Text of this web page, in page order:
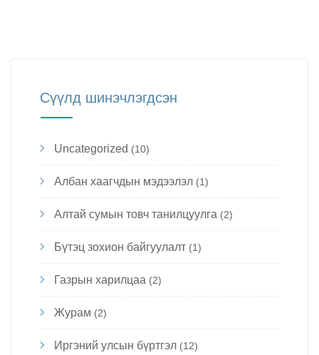
Сүүлд шинэчлэгдсэн
Uncategorized (10)
Албан хаагчдын мэдээлэл (1)
Алтай сумын товч танилцуулга (2)
Бүтэц зохион байгуулалт (1)
Газрын харилцаа (2)
Журам (2)
Иргэний улсын бүртгэл (12)